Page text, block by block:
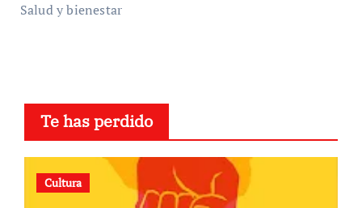
Salud y bienestar
Te has perdido
Cultura